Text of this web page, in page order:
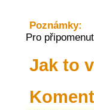
Poznámky:
Pro
Jak to